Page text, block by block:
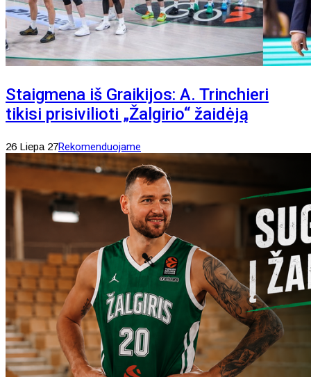
Staigmena iš Graikijos: A. Trinchieri
tikisi prisivilioti „Žalgirio“ žaidėją
26 Liepa 27Rekomenduojame